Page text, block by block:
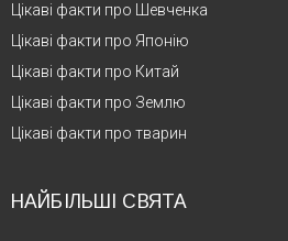
Цікаві факти про Шевченка
Цікаві факти про Японію
Цікаві факти про Китай
Цікаві факти про Землю
Цікаві факти про тварин
НАЙБІЛЬШІ СВЯТА